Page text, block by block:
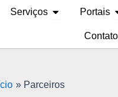
Transparência
Serviços Abrir Serviços
Portais
Parceiros